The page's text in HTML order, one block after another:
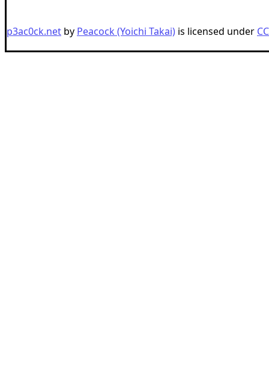
p3ac0ck.net by Peacock (Yoichi Takai) is licensed under